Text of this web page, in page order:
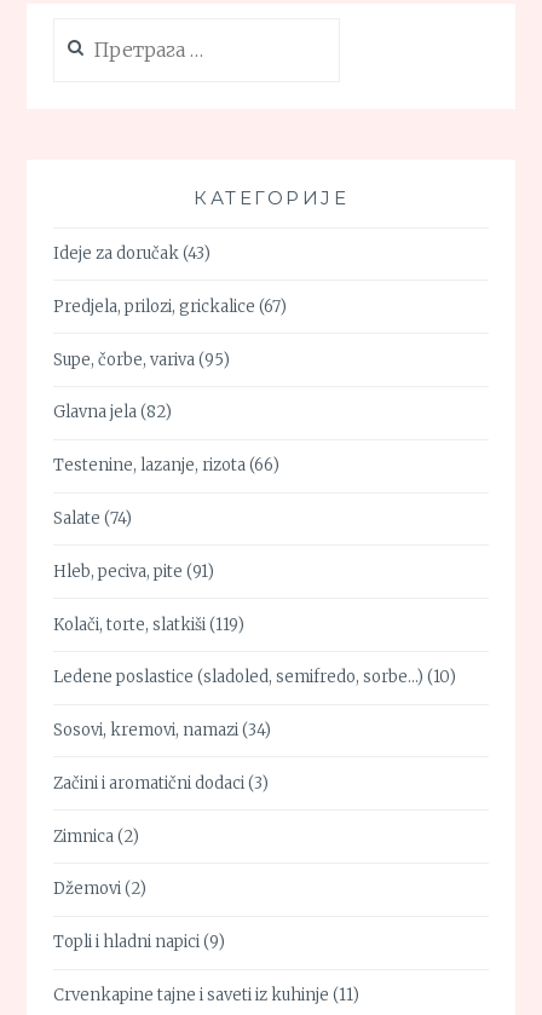
за:
КАТЕГОРИЈЕ
Ideje za doručak(43)
Predjela, prilozi, grickalice (67)
Supe, čorbe, variva(95)
Glavna jela(82)
Testenine, lazanje, rizota(66)
Salate (74)
Hleb, peciva, pite (91)
Kolači, torte, slatkiši(119)
Ledene poslastice (sladoled, semifredo, sorbe…) (10)
Sosovi, kremovi, namazi(34)
Začini i aromatični dodaci(3)
Zimnica(2)
Džemovi(2)
Topli i hladni napici(9)
Crvenkapine tajne i saveti iz kuhinje (11)